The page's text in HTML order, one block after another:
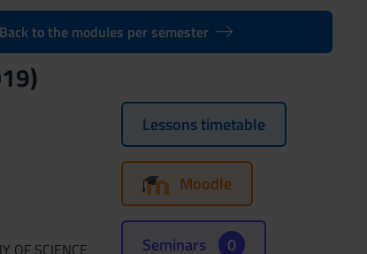
Back to the modules per semester
OF SCIENCE
Lessons timetable
Moodle
Seminars 0